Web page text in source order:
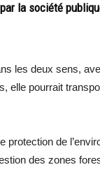
la société
les deux sens,
elle pourrait
de
des zones